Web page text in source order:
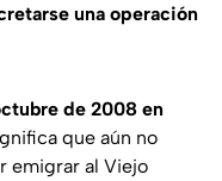
una operación
de 2008 en
que aún no
emigrar al Viejo